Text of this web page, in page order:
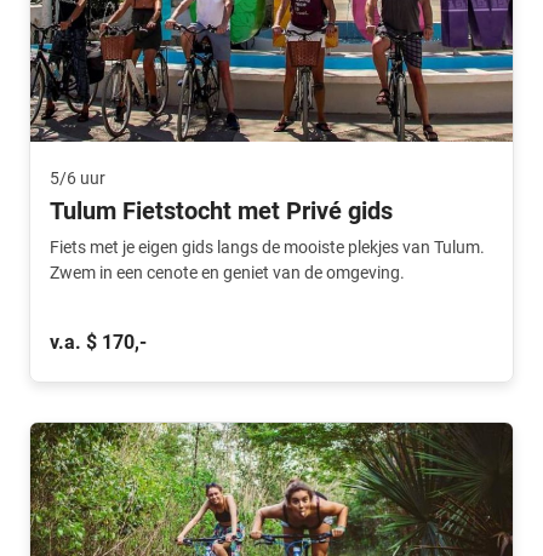
5/6 uur
Tulum Fietstocht met Privé gids
Fiets met je eigen gids langs de mooiste plekjes van Tulum.
Zwem in een cenote en geniet van de omgeving.
v.a. $ 170,-